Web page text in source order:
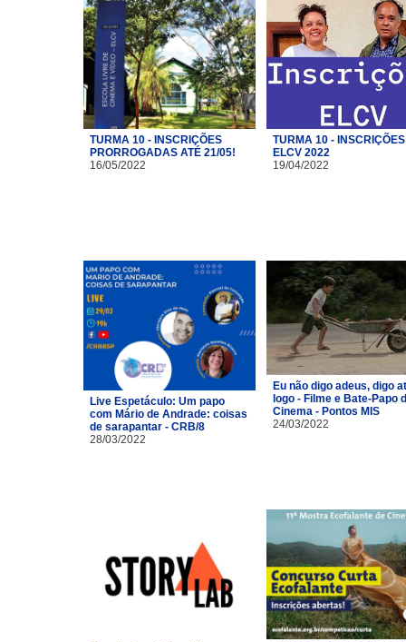
TURMA 10 - INSCRIÇÕES
PRORROGADAS ATÉ 21/05!
16/05/2022
TURMA 10 - INSCRIÇÕES
ELCV 2022
19/04/2022
Live Espetáculo: Um papo
com Mário de Andrade: coisas
de sarapantar - CRB/8
28/03/2022
Eu não digo adeus, digo
logo - Filme e Bate-Papo
Cinema - Pontos MIS
24/03/2022